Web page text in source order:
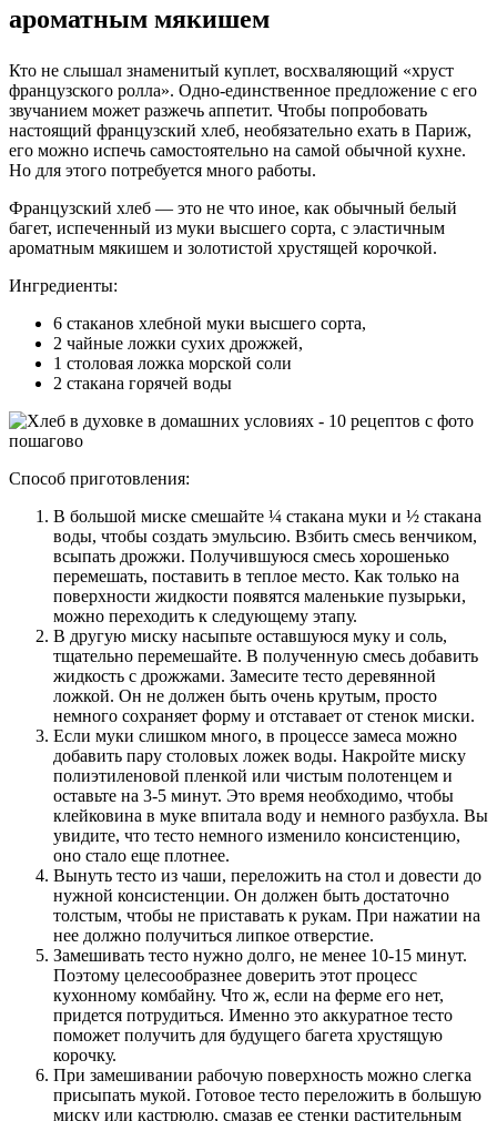
ароматным мякишем
Кто не слышал знаменитый куплет, восхваляющий «хруст
французского ролла». Одно-единственное предложение с его
звучанием может разжечь аппетит. Чтобы попробовать
настоящий французский хлеб, необязательно ехать в Париж,
его можно испечь самостоятельно на самой обычной кухне.
Но для этого потребуется много работы.
Французский хлеб — это не что иное, как обычный белый
багет, испеченный из муки высшего сорта, с эластичным
ароматным мякишем и золотистой хрустящей корочкой.
Ингредиенты:
6 стаканов хлебной муки высшего сорта,
2 чайные ложки сухих дрожжей,
1 столовая ложка морской соли
2 стакана горячей воды
Способ приготовления:
В большой миске смешайте ¼ стакана муки и ½ стакана
воды, чтобы создать эмульсию. Взбить смесь венчиком,
всыпать дрожжи. Получившуюся смесь хорошенько
перемешать, поставить в теплое место. Как только на
поверхности жидкости появятся маленькие пузырьки,
можно переходить к следующему этапу.
В другую миску насыпьте оставшуюся муку и соль,
тщательно перемешайте. В полученную смесь добавить
жидкость с дрожжами. Замесите тесто деревянной
ложкой. Он не должен быть очень крутым, просто
немного сохраняет форму и отставает от стенок миски.
Если муки слишком много, в процессе замеса можно
добавить пару столовых ложек воды. Накройте миску
полиэтиленовой пленкой или чистым полотенцем и
оставьте на 3-5 минут. Это время необходимо, чтобы
клейковина в муке впитала воду и немного разбухла. Вы
увидите, что тесто немного изменило консистенцию,
оно стало еще плотнее.
Вынуть тесто из чаши, переложить на стол и довести до
нужной консистенции. Он должен быть достаточно
толстым, чтобы не приставать к рукам. При нажатии на
нее должно получиться липкое отверстие.
Замешивать тесто нужно долго, не менее 10-15 минут.
Поэтому целесообразнее доверить этот процесс
кухонному комбайну. Что ж, если на ферме его нет,
придется потрудиться. Именно это аккуратное тесто
поможет получить для будущего багета хрустящую
корочку.
При замешивании рабочую поверхность можно слегка
присыпать мукой. Готовое тесто переложить в большую
миску или кастрюлю, смазав ее стенки растительным